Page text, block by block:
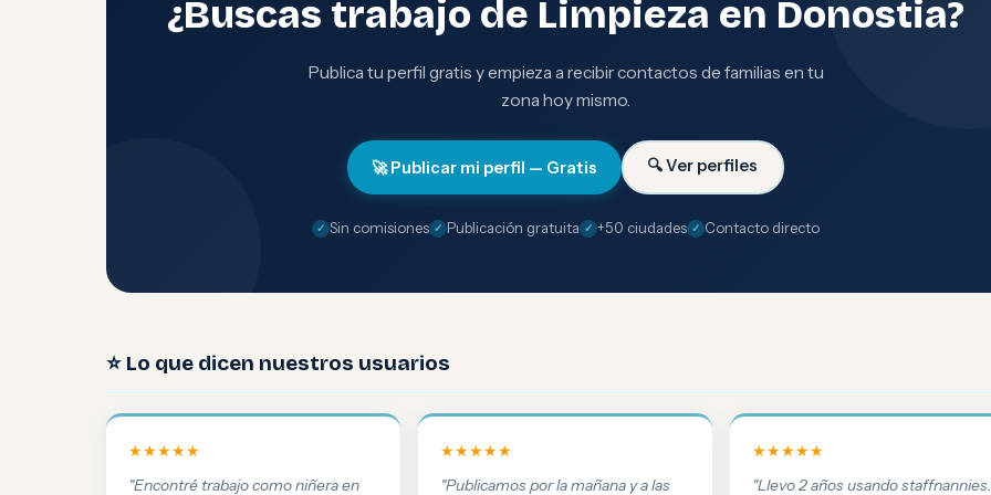
¿Buscas trabajo de Limpieza en Donostia?
Publica tu perfil gratis y empieza a recibir contactos de familias en tu
zona hoy mismo.
🚀 Publicar mi perfil — Gratis 🔍 Ver perfiles
Sin comisiones Publicación gratuita +50 ciudades Contacto directo
⭐ Lo que dicen nuestros usuarios
★★★★★
"Encontré trabajo como niñera en
★★★★★
"Publicamos por la mañana y a las
★★★★★
"Llevo 2 años usando staffnannies.